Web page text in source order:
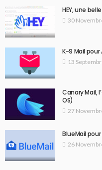
HEY, une
30
K-9 Mail pour
13
Canary Mail,
OS)
27
BlueMail pour
26